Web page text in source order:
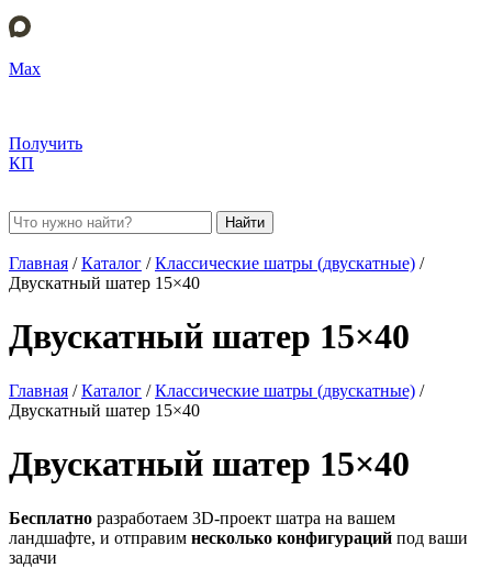
Max
Получить
КП
Найти
Главная /Каталог /Классические шатры (двускатные) /
Двускатный шатер 15×40
Двускатный шатер 15×40
Главная /Каталог /Классические шатры (двускатные) /
Двускатный шатер 15×40
Двускатный шатер 15×40
Бесплатно разработаем 3D-проект шатра на вашем
ландшафте, и отправим несколько конфигураций под ваши
задачи